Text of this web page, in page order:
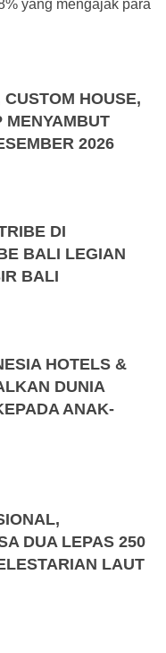
yang mengajak para
HOUSE,
MENYAMBUT
2026
DI
BALI LEGIAN
BALI
HOTELS &
DUNIA
ANAK-
DUA LEPAS 250
LAUT